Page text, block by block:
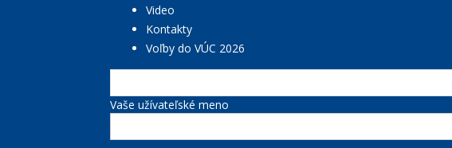
Video
Kontakty
Voľby do VÚC 2026
Vaše užívateľské meno